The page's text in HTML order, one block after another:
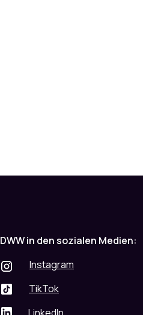
DWW in den sozialen Medien:
TikTok
Instagram